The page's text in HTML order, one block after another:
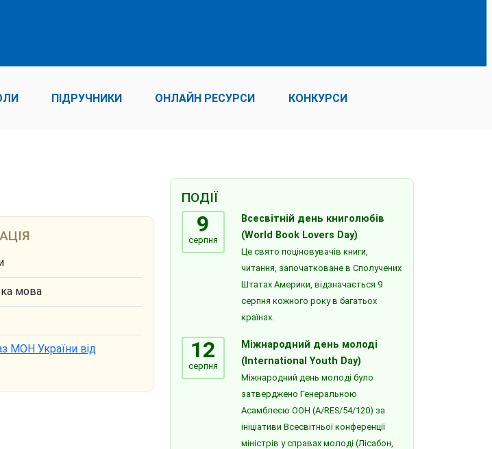
ПІДРУЧНИКИ ОНЛАЙН РЕСУРСИ КОНКУРСИ
мова
МОН України від
ПОДІЇ
9
серпня
Всесвітній день книголюбів
(World Book Lovers Day)
Це свято поціновувачів книги,
читання, започатковане в Сполучених
Штатах Америки, відзначається 9
серпня кожного року в багатьох
країнах.
12
серпня
Міжнародний день молоді
(International Youth Day)
Міжнародний день молоді було
затверджено Генеральною
Асамблеєю ООН (A/RES/54/120) за
ініціативи Всесвітньої конференції
міністрів у справах молоді (Лісабон,